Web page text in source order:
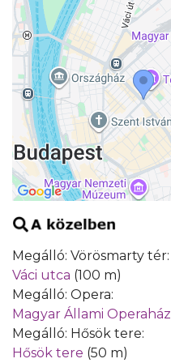
Megálló: Vörösmarty tér:
Váci utca (100 m)
Megálló: Opera:
Magyar Állami Operaház
Megálló: Hősök tere:
Hősök tere (50 m)